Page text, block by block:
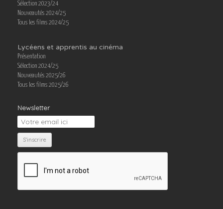
Sélection 2023/24
Nouveautés 2024/25
Tous les films 2024/25
Lycéens et apprentis au cinéma
Présentation
Sélection 2024/25
Nouveautés 2025/26
Tous les films 2025/26
Newsletter